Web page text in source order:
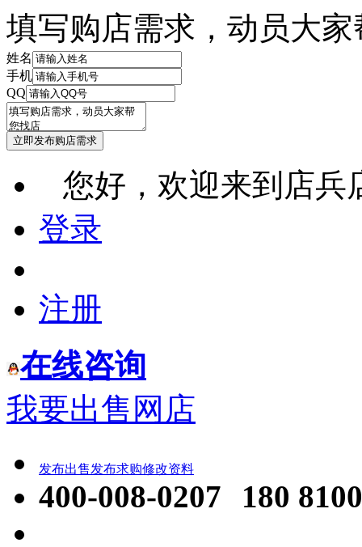
填写购店需求，动员大
姓名
手机
QQ
您好，欢迎来到店兵
登录
注册
在线咨询
我要出售网店
发布出售发布求购修改资料
400-008-0207 180